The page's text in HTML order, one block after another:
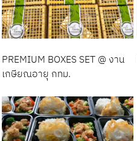
PREMIUM BOXES SET @ งาน
เกษียณอายุ กทม.